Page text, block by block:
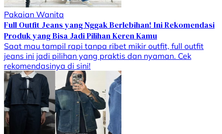
Pakaian Wanita
Full Outfit Jeans yang Nggak Berlebihan! Ini Rekomendasi
Produk yang Bisa Jadi Pilihan Keren Kamu
Saat mau tampil rapi tanpa ribet mikir outfit, full outfit
jeans ini jadi pilihan yang praktis dan nyaman. Cek
rekomendasinya di sini!